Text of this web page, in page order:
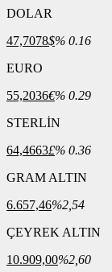
DOLAR
47,7078$% 0.16
EURO
55,2036€% 0.29
STERLİN
64,4663£% 0.36
GRAM ALTIN
6.657,46%2,54
ÇEYREK ALTIN
10.909,00%2,60